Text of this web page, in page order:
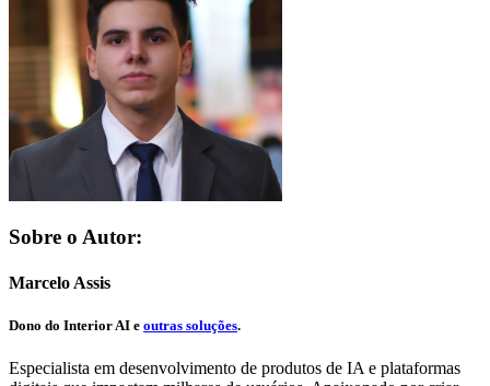
Sobre o Autor:
Marcelo Assis
Dono do Interior AI e outras soluções.
Especialista em desenvolvimento de produtos de IA e plataformas